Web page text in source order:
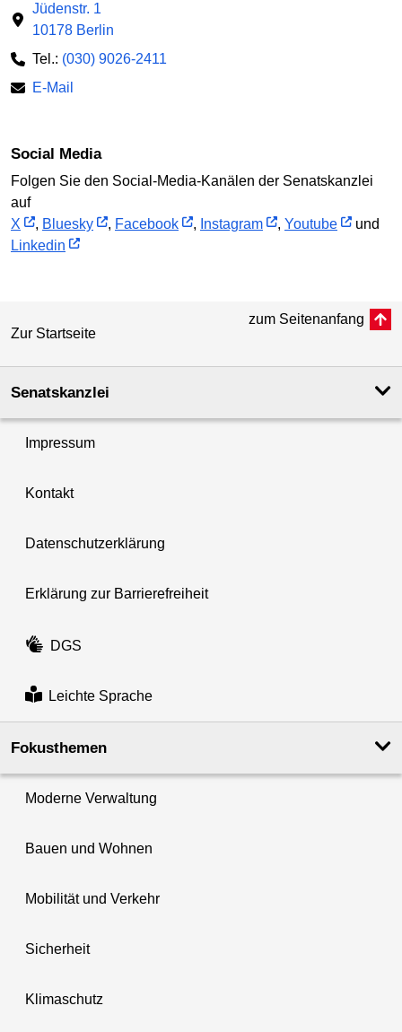
Jüdenstr. 1
10178 Berlin
Tel.: (030) 9026-2411
E-Mail
Social Media
Folgen Sie den Social-Media-Kanälen der Senatskanzlei
auf
X
, Bluesky , Facebook , Instagram , Youtube
und
Linkedin
Zur Startseite
zum Seitenanfang
Senatskanzlei
Impressum
Kontakt
Datenschutzerklärung
Erklärung zur Barrierefreiheit
DGS
Leichte Sprache
Fokusthemen
Moderne Verwaltung
Bauen und Wohnen
Mobilität und Verkehr
Sicherheit
Klimaschutz